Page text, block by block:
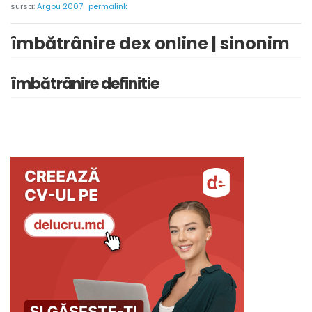
sursa:Argou 2007 permalink
îmbătrânire dex online | sinonim
îmbătrânire definitie